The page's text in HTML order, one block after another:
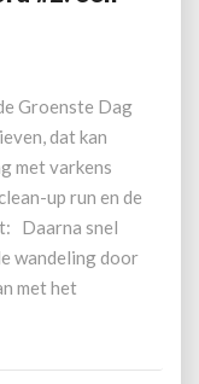
Groenste Dag
dat kan
met varkens
up run en de
Daarna snel
wandeling door
met het